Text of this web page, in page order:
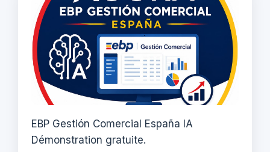
EBP Gestión Comercial España IA
Démonstration gratuite.